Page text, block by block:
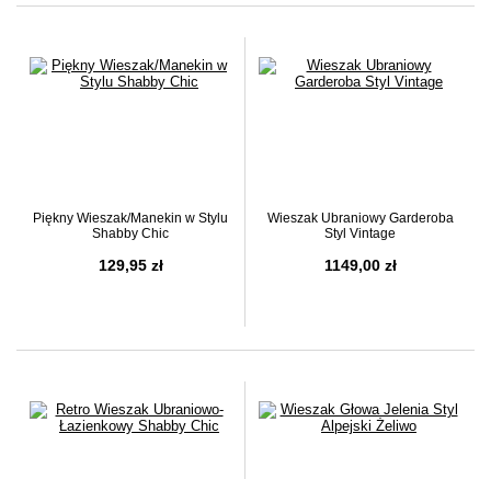
Piękny Wieszak/Manekin w Stylu
Shabby Chic
129,95 zł
Wieszak Ubraniowy Garderoba
Styl Vintage
1149,00 zł